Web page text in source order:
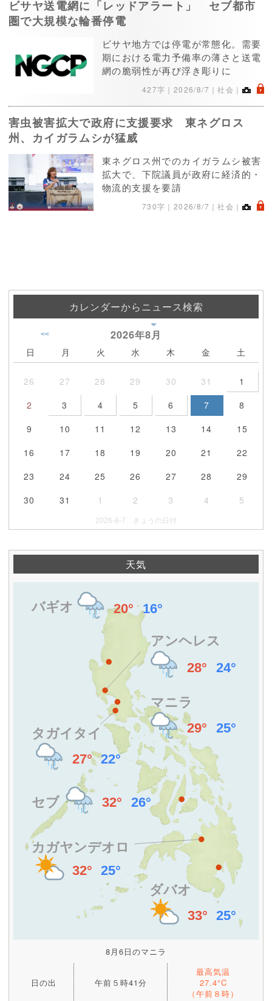
ビサヤ送電網に「レッドアラート」 セブ都市
圏で大規模な輪番停電
ビサヤ地方では停電が常態化。需要
期における電力予備率の薄さと送電
網の脆弱性が再び浮き彫りに
427字｜ 2026/8/7 ｜社会｜ .
害虫被害拡大で政府に支援要求 東ネグロス
州、カイガラムシが猛威
東ネグロス州でのカイガラムシ被害
拡大で、下院議員が政府に経済的・
物流的支援を要請
730字｜ 2026/8/7 ｜社会｜ .
カレンダーからニュース検索
2026年8月
<<
日 月 火 水 木 金 土
26 27 28 29 30 31
1
2
3 4 5 6 7
8
9
10 11 12 13 14
15
16
17 18 19 20 21
22
23
24 25 26 27 28
29
30
31 1 2 3 4 5
2026-8-7 きょうの日付
天気
8月6日のマニラ
日の出 午前５時41分
最高気温
27.4°C
（午前８時）